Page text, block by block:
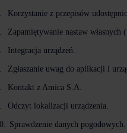
Korzystanie z przepisów
Zapamiętywanie nastaw
Integracja urządzeń.
Zgłaszanie uwag do aplikacji i
Kontakt z Amica S.A.
Odczyt lokalizacji urządzenia.
Sprawdzenie danych pogodowych.